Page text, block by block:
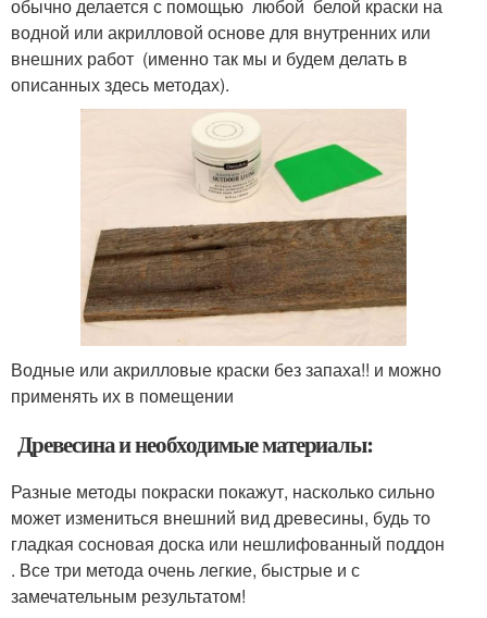
обычно делается с помощью любой белой краски на
водной или акрилловой основе для внутренних или
внешних работ (именно так мы и будем делать в
описанных здесь методах).
Водные или акрилловые краски без запаха!! и можно
применять их в помещении
Древесина и необходимые материалы:
Разные методы покраски покажут, насколько сильно
может измениться внешний вид древесины, будь то
гладкая сосновая доска или нешлифованный поддон
. Все три метода очень легкие, быстрые и с
замечательным результатом!